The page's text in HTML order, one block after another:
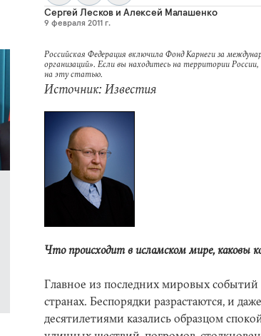
Сергей Лесков и Алексей Малашенко
9 февраля 2011 г.
Российская Федерация включила Фонд Карнеги за
организаций». Если вы находитесь на территории
на эту статью.
Источник: Известия
Что происходит в исламском мире, каковы
Главное из последних мировых
странах. Беспорядки разрастаются, и
десятилетиями казались образцом